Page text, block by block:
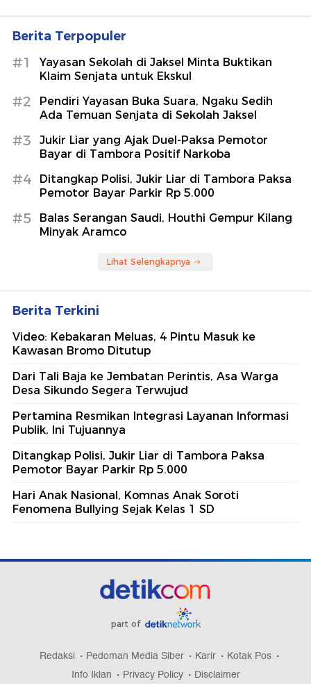
Berita Terpopuler
#1
Yayasan Sekolah di Jaksel Minta Buktikan
Klaim Senjata untuk Ekskul
#2
Pendiri Yayasan Buka Suara, Ngaku Sedih
Ada Temuan Senjata di Sekolah Jaksel
#3
Jukir Liar yang Ajak Duel-Paksa Pemotor
Bayar di Tambora Positif Narkoba
#4
Ditangkap Polisi, Jukir Liar di Tambora Paksa
Pemotor Bayar Parkir Rp 5.000
#5
Balas Serangan Saudi, Houthi Gempur Kilang
Minyak Aramco
Lihat Selengkapnya
Berita Terkini
Video: Kebakaran Meluas, 4 Pintu Masuk ke
Kawasan Bromo Ditutup
Dari Tali Baja ke Jembatan Perintis, Asa Warga
Desa Sikundo Segera Terwujud
Pertamina Resmikan Integrasi Layanan Informasi
Publik, Ini Tujuannya
Ditangkap Polisi, Jukir Liar di Tambora Paksa
Pemotor Bayar Parkir Rp 5.000
Hari Anak Nasional, Komnas Anak Soroti
Fenomena Bullying Sejak Kelas 1 SD
part of
Redaksi Pedoman Media Siber Karir
Kotak Pos
Info Iklan
Privacy Policy Disclaimer